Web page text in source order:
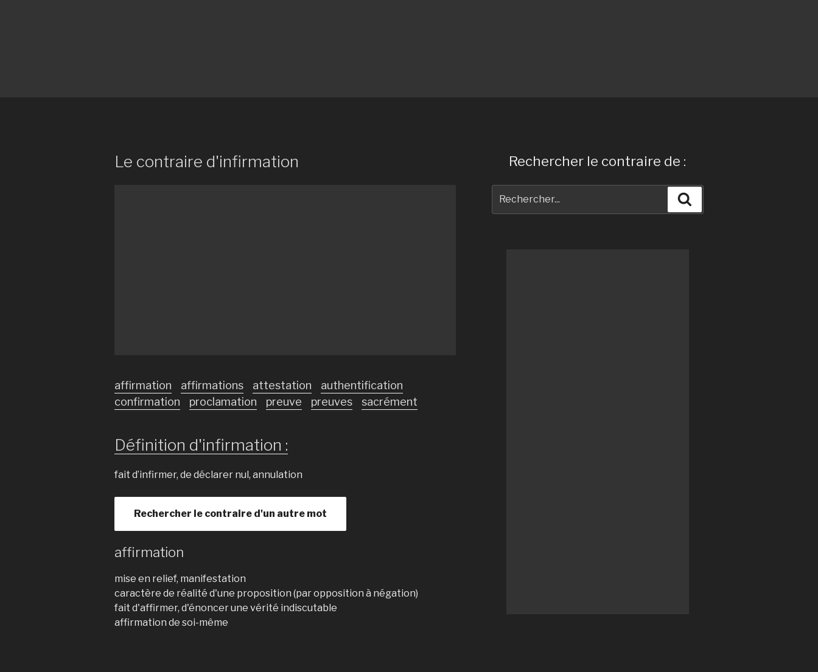
Le contraire d'infirmation
affirmation affirmations attestation
authentification
confirmation
proclamation preuve preuves sacrément
Définition d'infirmation :
fait d’infirmer, de déclarer nul, annulation
Rechercher le contraire d'un autre mot
affirmation
mise en relief, manifestation
caractère de réalité d'une proposition (par opposition à négation)
fait d'affirmer, d'énoncer une vérité indiscutable
affirmation de soi-même
Rechercher le contraire de :
pour